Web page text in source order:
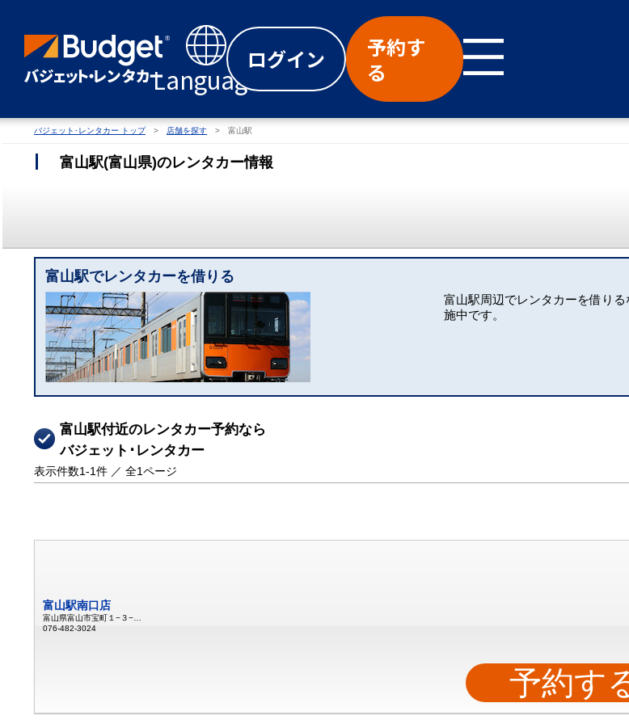
Language
ログイン
予約す
る
バジェット･レンタカー トップ 店舗を探す 富山駅
富山駅(富山県)のレンタカー情報
富山駅でレンタカーを借りる
富山駅周辺でレンタカーを借り
施中です。
富山駅付近のレンタカー予約なら
バジェット･レンタカー
表示件数1-1件 ／ 全1ページ
富山駅南口店
076-482-3024
予約す